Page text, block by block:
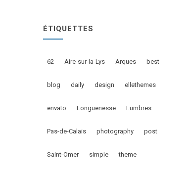
ÉTIQUETTES
62 Aire-sur-la-Lys Arques best
blog daily design ellethemes
envato Longuenesse Lumbres
Pas-de-Calais photography post
Saint-Omer simple theme